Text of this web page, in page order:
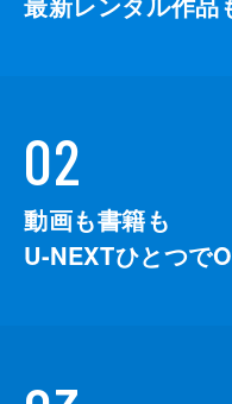
02
動画も書籍も
U-NEXTひとつで